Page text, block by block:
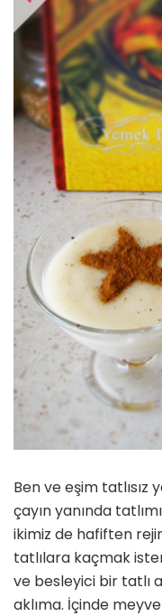
Ben ve eşim tatlısız
çayın yanında
ikimiz de hafiften
tatlılara kaçmak
ve besleyici bir tatlı
aklıma. İçinde